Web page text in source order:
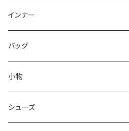
スウェット/トレーナー
その他
オールインワン
ラッシュガード
その他
ロング/マキシ
袖付き
ノースリーブ
パンツドレス
スカートスーツ
その他
ネックレス
ブレスレット
ピアス
コサージュ
インナー
ブラ/ブラトップ/ベアトップ
ショーツ
タンクトップ/キャミソール
バッグ
サブバッグ
クラッチバッグ
小物
マフラー/スカーフ/ストール
シューズ